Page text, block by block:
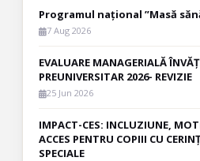
Programul național ”Masă
7 Aug 2026
EVALUARE MANAGERIALĂ
PREUNIVERSITAR 2026- REVIZIE
25 Jun 2026
IMPACT-CES: INCLUZIUNE,
ACCES PENTRU COPIII CU
SPECIALE